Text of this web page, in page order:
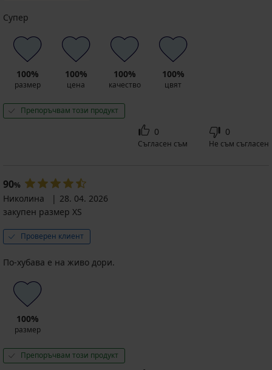
Супер
100%
размер
100%
цена
100%
качество
100%
цвят
Препоръчвам този продукт
0
Съгласен съм
0
Не съм съгласен
90%
Николина
28. 04. 2026
закупен размер XS
Проверен клиент
По-хубава е на живо дори.
100%
размер
Препоръчвам този продукт